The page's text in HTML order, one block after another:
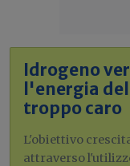
Idrogeno
l'energia
troppo caro
L'obiettivo
attraverso